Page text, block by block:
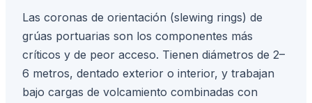
Las coronas de orientación (slewing rings) de
grúas portuarias son los componentes más
críticos y de peor acceso. Tienen diámetros de 2–
6 metros, dentado exterior o interior, y trabajan
bajo cargas de volcamiento combinadas con